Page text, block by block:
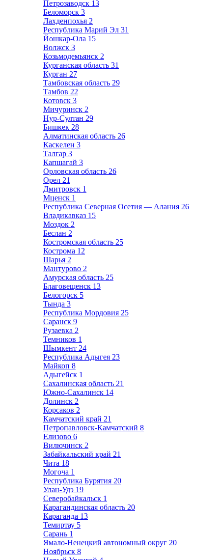
Петрозаводск 13
Беломорск 3
Лахденпохья 2
Республика Марий Эл 31
Йошкар-Ола 15
Волжск 3
Козьмодемьянск 2
Курганская область 31
Курган 27
Тамбовская область 29
Тамбов 22
Котовск 3
Мичуринск 2
Нур-Султан 29
Бишкек 28
Алматинская область 26
Каскелен 3
Талгар 3
Капшагай 3
Орловская область 26
Орел 21
Дмитровск 1
Мценск 1
Республика Северная Осетия — Алания 26
Владикавказ 15
Моздок 2
Беслан 2
Костромская область 25
Кострома 12
Шарья 2
Мантурово 2
Амурская область 25
Благовещенск 13
Белогорск 5
Тында 3
Республика Мордовия 25
Саранск 9
Рузаевка 2
Темников 1
Шымкент 24
Республика Адыгея 23
Майкоп 8
Адыгейск 1
Сахалинская область 21
Южно-Сахалинск 14
Долинск 2
Корсаков 2
Камчатский край 21
Петропавловск-Камчатский 8
Елизово 6
Вилючинск 2
Забайкальский край 21
Чита 18
Могоча 1
Республика Бурятия 20
Улан-Удэ 19
Северобайкальск 1
Карагандинская область 20
Караганда 13
Темиртау 5
Сарань 1
Ямало-Ненецкий автономный округ 20
Ноябрьск 8